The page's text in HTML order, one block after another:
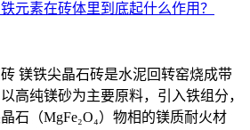
元素在砖体里到底起什么作用？
镁铁尖晶石砖是水泥回转窑烧成带
高纯镁砂为主要原料，引入铁组分，
石（MgFe₂O₄）物相的镁质耐火材